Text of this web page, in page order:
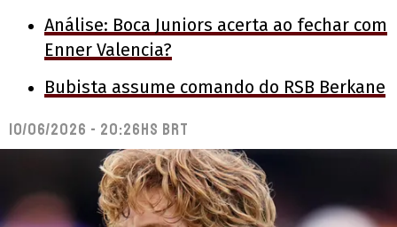
Análise: Boca Juniors acerta ao fechar com
Enner Valencia?
Bubista assume comando do RSB Berkane
10/06/2026 - 20:26hs BRT